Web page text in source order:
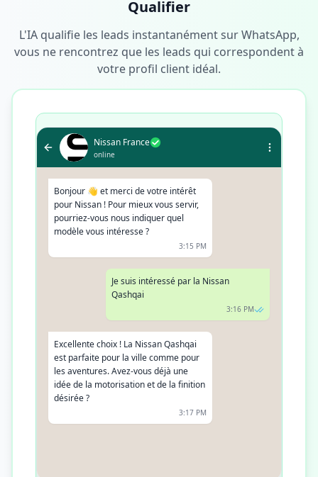
Qualifier
L'IA qualifie les leads instantanément sur WhatsApp,
vous ne rencontrez que les leads qui correspondent à
votre profil client idéal.
Nissan France
online
Bonjour 👋 et merci de votre intérêt
pour Nissan ! Pour mieux vous servir,
pourriez-vous nous indiquer quel
modèle vous intéresse ?
3:15 PM
Je suis intéressé par la Nissan
Qashqai
3:16 PM
Excellente choix ! La Nissan Qashqai
est parfaite pour la ville comme pour
les aventures. Avez-vous déjà une
idée de la motorisation et de la finition
désirée ?
3:17 PM